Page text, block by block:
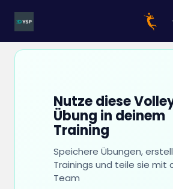
Nutze diese
Übung in deinem
Training
Speichere Übungen,
Trainings und teile sie mit
Team